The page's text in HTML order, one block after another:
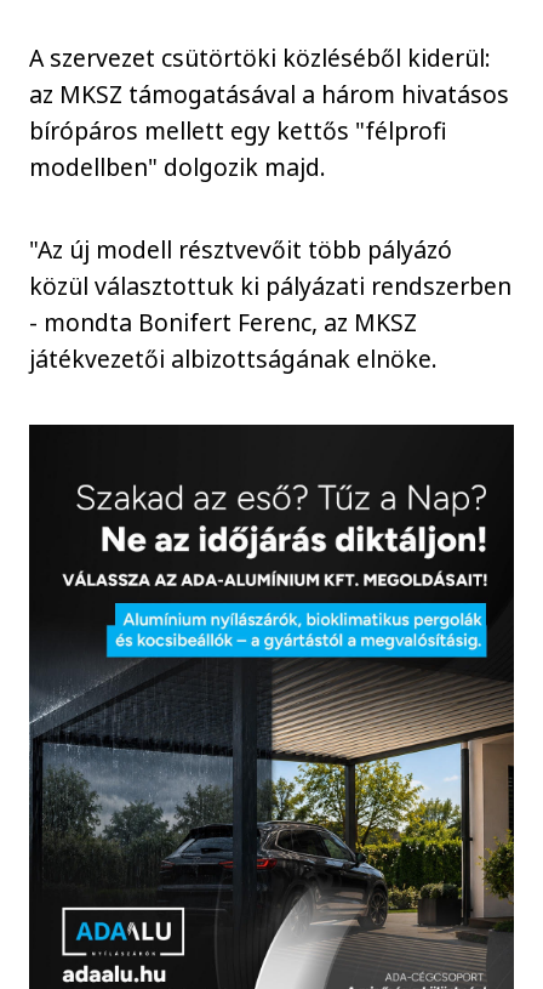
A szervezet csütörtöki közléséből kiderül:
az MKSZ támogatásával a három hivatásos
bírópáros mellett egy kettős "félprofi
modellben" dolgozik majd.
"Az új modell résztvevőit több pályázó
közül választottuk ki pályázati rendszerben
- mondta Bonifert Ferenc, az MKSZ
játékvezetői albizottságának elnöke.